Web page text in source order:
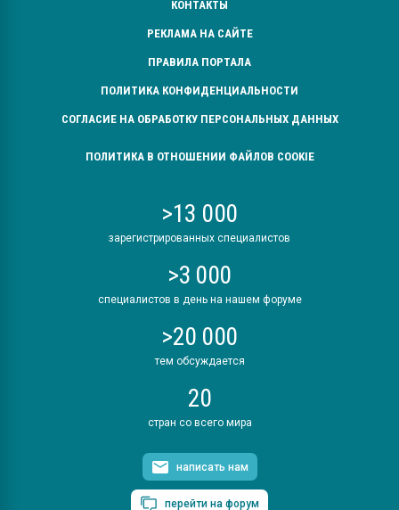
КОНТАКТЫ
РЕКЛАМА НА САЙТЕ
ПРАВИЛА ПОРТАЛА
ПОЛИТИКА КОНФИДЕНЦИАЛЬНОСТИ
СОГЛАСИЕ НА ОБРАБОТКУ ПЕРСОНАЛЬНЫХ ДАННЫХ
ПОЛИТИКА В ОТНОШЕНИИ ФАЙЛОВ COOKIE
>13 000
зарегистрированных специалистов
>3 000
специалистов в день на нашем форуме
>20 000
тем обсуждается
20
стран со всего мира
написать нам
перейти на форум